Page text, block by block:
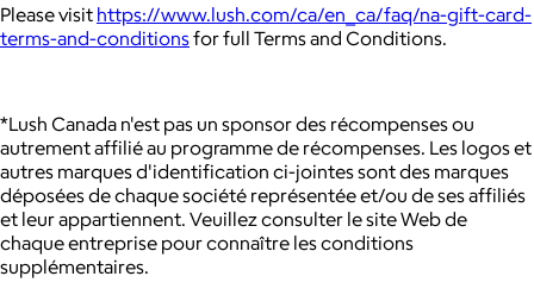
Please visit https://www.lush.com/ca/en_ca/faq/na-gift-card-
terms-and-conditionsfor full Terms and Conditions.
*Lush Canada n'est pas un sponsor des récompenses ou
autrement affilié au programme de récompenses. Les logos et
autres marques d'identification ci-jointes sont des marques
déposées de chaque société représentée et/ou de ses affiliés
et leur appartiennent. Veuillez consulter le site Web de
chaque entreprise pour connaître les conditions
supplémentaires.